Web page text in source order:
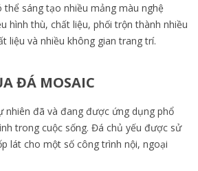
thể sáng tạo nhiều mảng màu nghệ
hình thù, chất liệu, phối trộn thành nhiều
liệu và nhiều không gian trang trí.
ĐÁ MOSAIC
nhiên đã và đang được ứng dụng phổ
trong cuộc sống. Đá chủ yếu được sử
lát cho một số công trình nội, ngoại